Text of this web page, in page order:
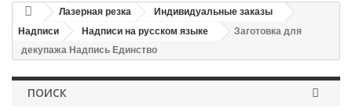
Лазерная резка
Индивидуальные заказы
Надписи
Надписи на русском языке
Заготовка для
декупажа Надпись Единство
ПОИСК